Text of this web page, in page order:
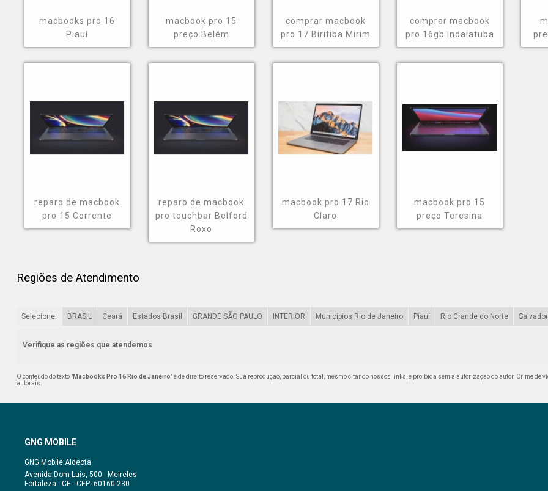
macbooks pro 16
Piauí
macbook pro 15
preço Belém
comprar macbook
pro 17 Biritiba Mirim
comprar macbook
pro 16gb Indaiatuba
reparo de macbook
pro 15 Corrente
reparo de macbook
pro touchbar Belford
Roxo
macbook pro 17 Rio
Claro
macbook pro 15
preço Teresina
Regiões de Atendimento
Selecione: BRASIL Ceará Estados Brasil GRANDE SÃO PAULO INTERIOR Municípios Rio de Janeiro Piauí Rio Grande do Norte Salvador
Verifique as regiões que atendemos
O conteúdo do texto "Macbooks Pro 16 Rio de Janeiro" é de direito reservado. Sua reprodução, parcial ou total, mesmo citando nossos links, é proibida sem a autorização do autor. Crime de
autorais.
GNG MOBILE
Avenida Dom Luís, 500 - Meireles
Fortaleza - CE - CEP: 60160-230